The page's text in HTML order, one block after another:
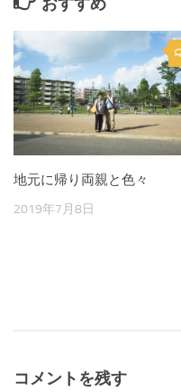
地元に帰り両親と色々
2019年7月8日
コメントを残す